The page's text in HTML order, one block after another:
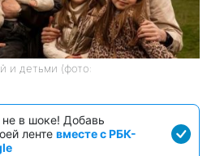
и детьми (фото:
в шоке! Добавь
ленте вместе с РБК-